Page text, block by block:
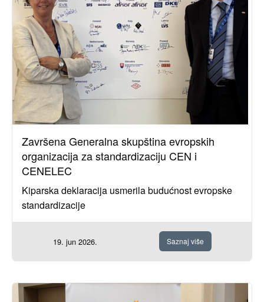
Završena Generalna skupština evropskih
organizacija za standardizaciju CEN i
CENELEC
Kiparska deklaracija usmerila budućnost evropske
standardizacije
19. jun 2026. Saznaj više